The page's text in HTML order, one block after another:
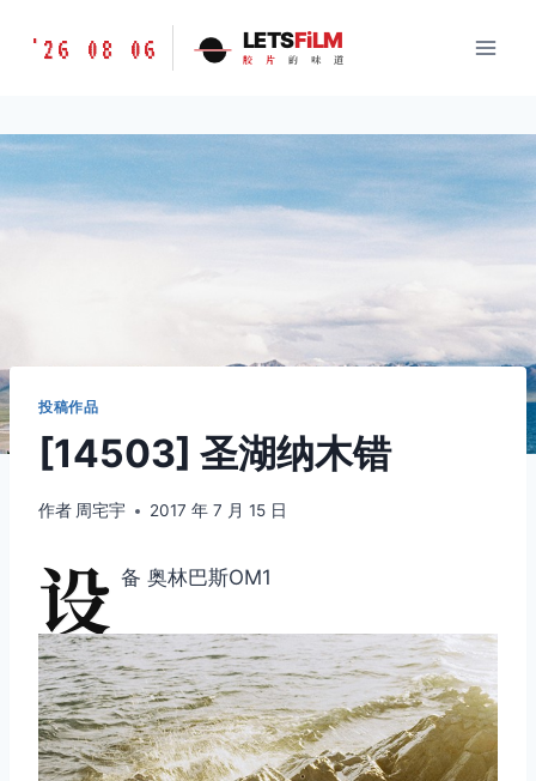
胶
味
LETSFILM
'26 08 06 LETSFiLM
胶 片 的 味 道
投稿作品
[14503] 圣湖纳木错
作者 周宅宇 2017 年 7 月 15 日
设 备 奥林巴斯OM1